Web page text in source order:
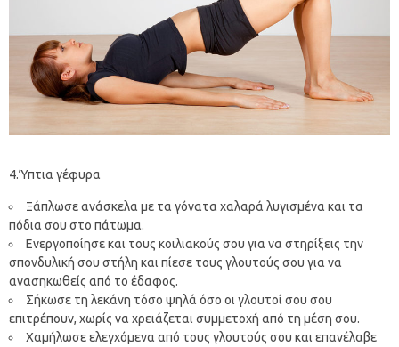
4.Ύπτια γέφυρα
Ξάπλωσε ανάσκελα με τα γόνατα χαλαρά λυγισμένα και τα
πόδια σου στο πάτωμα.
Ενεργοποίησε και τους κοιλιακούς σου για να στηρίξεις την
σπονδυλική σου στήλη και πίεσε τους γλουτούς σου για να
ανασηκωθείς από το έδαφος.
Σήκωσε τη λεκάνη τόσο ψηλά όσο οι γλουτοί σου σου
επιτρέπουν, χωρίς να χρειάζεται συμμετοχή από τη μέση σου.
Χαμήλωσε ελεγχόμενα από τους γλουτούς σου και επανέλαβε